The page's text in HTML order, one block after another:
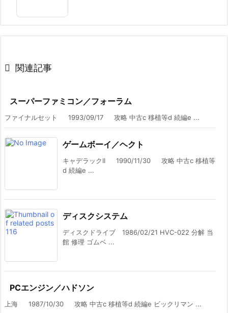
 関連記事
スーパーファミコン／フォーラム
ファイナルセット 1993/09/17 攻略 中古c 移植等d 続編e ...
ゲームボーイ／ヘクト
キャデラックII 1990/11/30 攻略 中古c 移植等
d 続編e ...
ディスクシステム
ディスクドライブ 1986/02/21 HVC-022 分解 当
館 修理 ゴムベ ...
PCエンジン／ハドソン
上海 1987/10/30 攻略 中古c 移植等d 続編e ビックリマン ...